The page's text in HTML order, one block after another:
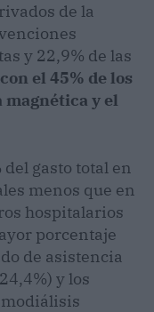
de la
y 22,9% de las
el 45% de los
y el
gasto total en
menos que en
hospitalarios
porcentaje
de asistencia
y los